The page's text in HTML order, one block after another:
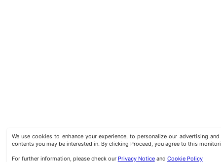
We use cookies to enhance your experience, to personalize our advertising
contents you may be interested in. By clicking Proceed, you agree to this
For further information, please check our Privacy Noticeand Cookie Policy